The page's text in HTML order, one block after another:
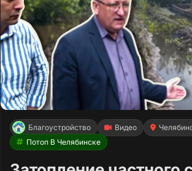
Благоустройство Видео
Потоп В Челябинске